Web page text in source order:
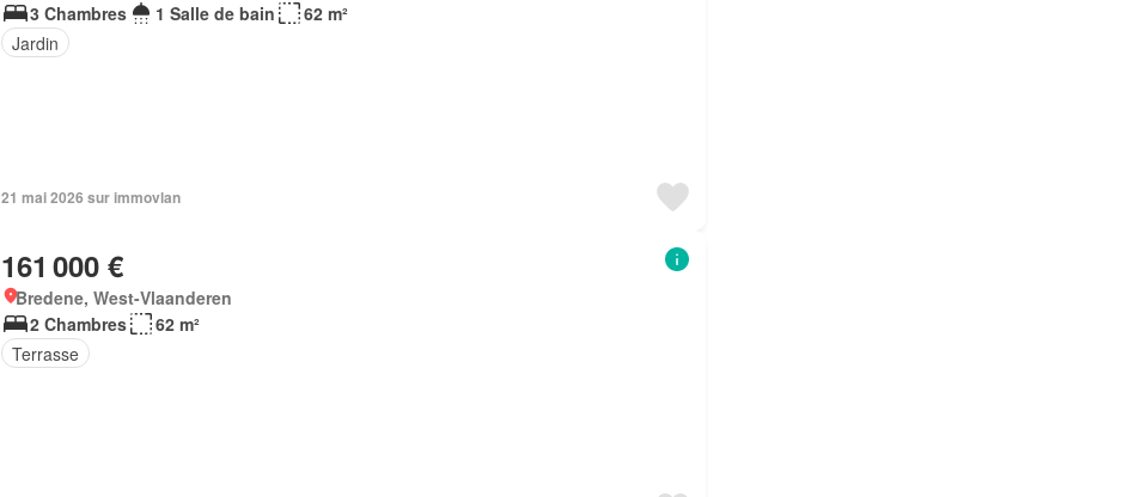
3 Chambres
1 Salle de bain
62 m²
Jardin
21 mai 2026 sur immovlan
161 000 €
Bredene, West-Vlaanderen
2 Chambres
62 m²
Terrasse